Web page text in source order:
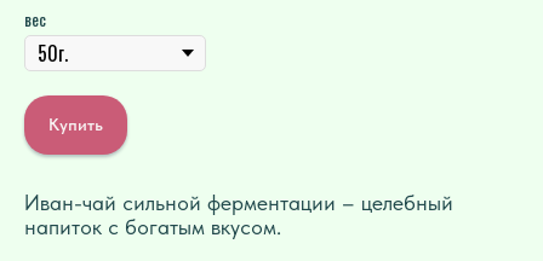
вес
Купить
Иван-чай сильной ферментации – целебный
напиток с богатым вкусом.